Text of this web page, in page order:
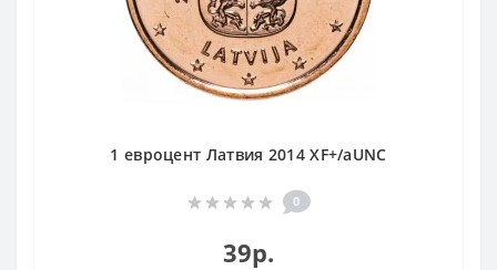
1 евроцент Латвия 2014 XF+/aUNC
0
39р.